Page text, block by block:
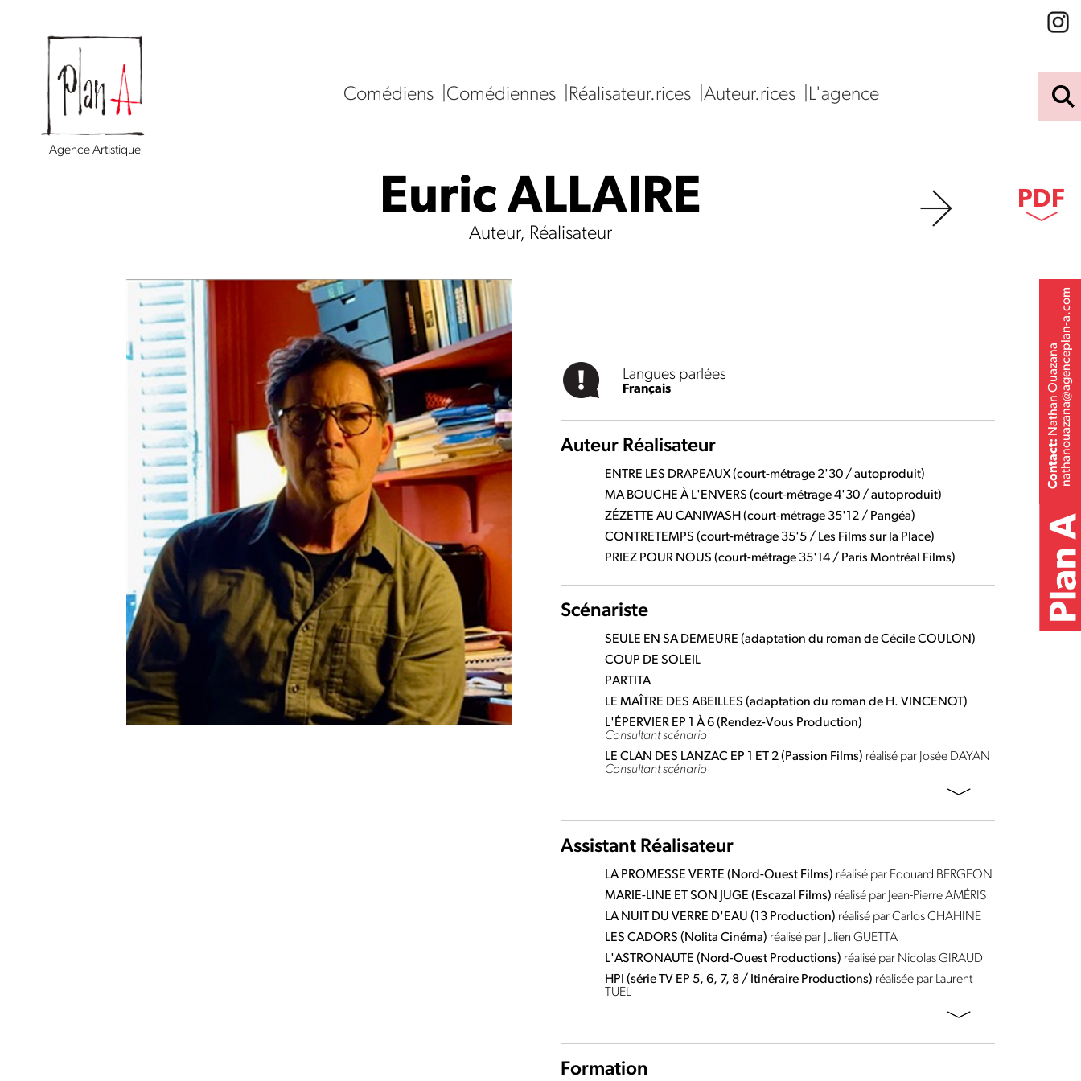
Agence Artistique
Comédiens Comédiennes Réalisateur.rices Auteur.rices L'agence
Euric ALLAIRE
Auteur, Réalisateur
PDF
Contact:
Nathan Ouazananathanouazana@agenceplan-a.com
Langues parlées
Français
Auteur Réalisateur
ENTRE LES DRAPEAUX (court-métrage 2'30 / autoproduit)
MA BOUCHE À L'ENVERS (court-métrage 4'30 / autoproduit)
ZÉZETTE AU CANIWASH (court-métrage 35'12 / Pangéa)
CONTRETEMPS (court-métrage 35'5 / Les Films sur la Place)
PRIEZ POUR NOUS (court-métrage 35'14 / Paris Montréal Films)
Scénariste
SEULE EN SA DEMEURE (adaptation du roman de Cécile COULON)
COUP DE SOLEIL
PARTITA
LE MAÎTRE DES ABEILLES (adaptation du roman de H. VINCENOT)
L'ÉPERVIER EP 1 À 6 (Rendez-Vous Production)
Consultant scénario
LE CLAN DES LANZAC EP 1 ET 2 (Passion Films) réalisé par Josée DAYAN
Consultant scénario
Assistant Réalisateur
LA PROMESSE VERTE (Nord-Ouest Films) réalisé par Edouard BERGEON
MARIE-LINE ET SON JUGE (Escazal Films) réalisé par Jean-Pierre AMÉRIS
LA NUIT DU VERRE D'EAU (13 Production) réalisé par Carlos CHAHINE
LES CADORS (Nolita Cinéma) réalisé par Julien GUETTA
L'ASTRONAUTE (Nord-Ouest Productions) réalisé par Nicolas GIRAUD
HPI (série TV EP 5, 6, 7, 8 / Itinéraire Productions) réalisée par Laurent
TUEL
Formation